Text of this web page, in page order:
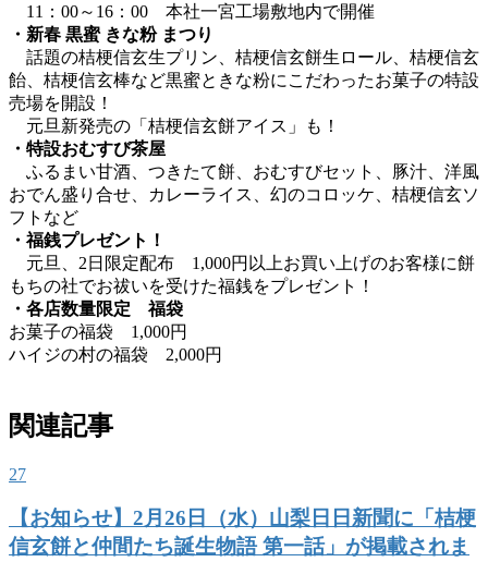
11：00～16：00 本社一宮工場敷地内で開催
・新春 黒蜜 きな粉 まつり
話題の桔梗信玄生プリン、桔梗信玄餅生ロール、桔梗信玄
飴、桔梗信玄棒など黒蜜ときな粉にこだわったお菓子の特設
売場を開設！
元旦新発売の「桔梗信玄餅アイス」も！
・特設おむすび茶屋
ふるまい甘酒、つきたて餅、おむすびセット、豚汁、洋風
おでん盛り合せ、カレーライス、幻のコロッケ、桔梗信玄ソ
フトなど
・福銭プレゼント！
元旦、2日限定配布 1,000円以上お買い上げのお客様に餅
もちの社でお祓いを受けた福銭をプレゼント！
・各店数量限定 福袋
お菓子の福袋 1,000円
ハイジの村の福袋 2,000円
関連記事
27
【お知らせ】2月26日（水）山梨日日新聞に「桔梗
信玄餅と仲間たち誕生物語 第一話」が掲載されま